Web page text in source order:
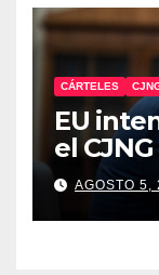
CÁRTELES
EU
el CJNG
AGOSTO 5,